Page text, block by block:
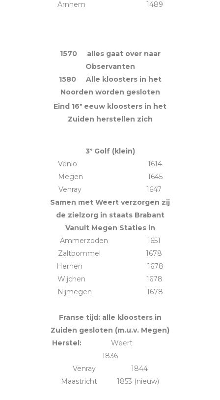
Arnhem 1489
1570 alles gaat over naar
Observanten
1580 Alle kloosters in het
Noorden worden gesloten
Eind 16 e eeuw kloosters in het
Zuiden herstellen zich
3 eGolf (klein)
Venlo 1614
Megen 1645
Venray 1647
Samen met Weert verzorgen zij
de zielzorg in staats Brabant
Vanuit Megen Staties in
Ammerzoden 1651
Zaltbommel 1678
Hernen 1678
Wijchen 1678
Nijmegen 1678
Franse tijd: alle kloosters in
Zuiden gesloten (m.u.v. Megen)
Herstel: Weert
1836
Venray 1844
Maastricht 1853 (nieuw)